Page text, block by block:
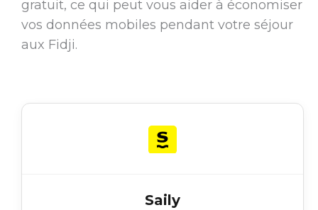
gratuit, ce qui peut vous aider à économiser
vos données mobiles pendant votre séjour
aux Fidji.
Saily